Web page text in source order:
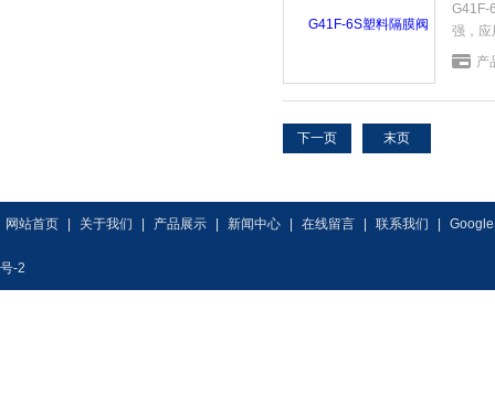
G41F-
强，应
产
下一页 末页
网站首页 关于我们 产品展示 新闻中心 在线留言 联系我们
号-2